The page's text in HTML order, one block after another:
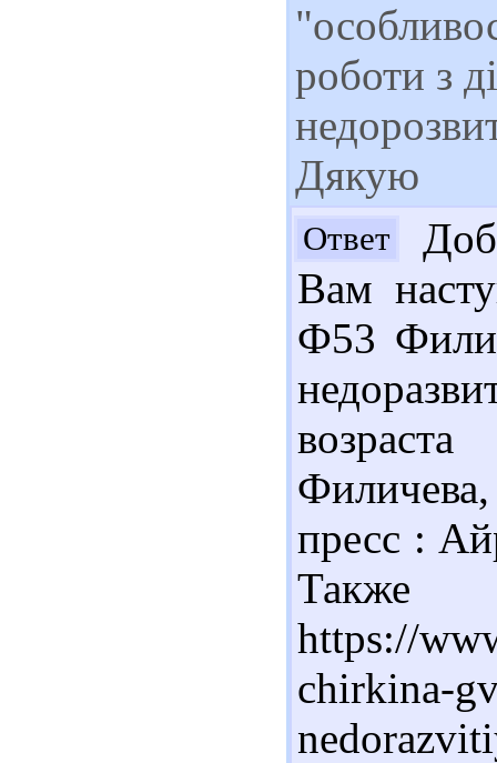
роботи з
Дякую
Ответ
Вам
Ф53
пресс :
Также
https://
chirkina-